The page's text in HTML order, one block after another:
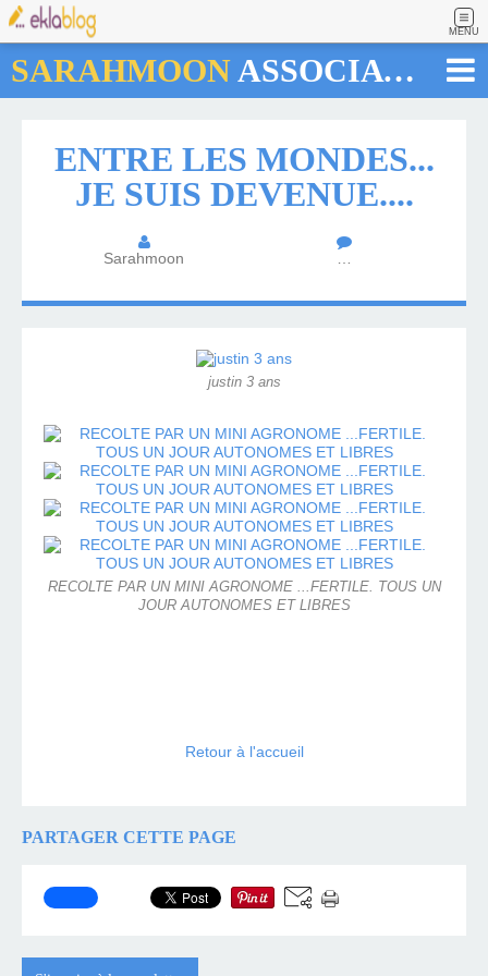
MENU
SARAHMOON ASSOCIATION
ENTRE LES MONDES...
JE SUIS DEVENUE....
Sarahmoon …
justin 3 ans
RECOLTE PAR UN MINI AGRONOME ...FERTILE. TOUS UN
JOUR AUTONOMES ET LIBRES
Retour à l'accueil
PARTAGER CETTE PAGE